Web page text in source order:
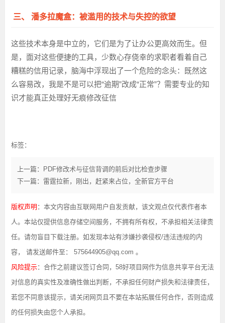
三、 潘多拉魔盒：被滥用的技术与失控的欲望
这些技术本身是中立的，它们是为了让办公更高效而生。但
是，面对这些便捷的工具，少数心存侥幸的求职者看着自己
糟糕的信用记录，脑海中浮现出了一个危险的念头：既然这
么容易改，我是不是可以把“逾期”改成“正常”？需要专业的知
识才能真正处理好无痕修改征信
标签：
上一篇：PDF修改术与征信背调的前后对比检查步骤
下一篇：雷霆拉新，刚出，赶紧来占位，全新官方平台
版权声明 ：本文内容由互联网用户自发贡献，该文观点仅代表作者本
人。本站仅提供信息存储空间服务，不拥有所有权，不承担相关法律责
任。请勿盲目下载注册。如发现本站有涉嫌抄袭侵权/违法违规的内
容， 请发送邮件至： 575644905@qq.com 。
风险提示：合作之前建议签订合同，58好项目网作为信息共享平台无法
对信息的真实性及准确性做出判断，不承担任何财产损失和法律责任，
若您不同意该提示，请关闭网页且不要在本站拓展任何合作，否则造成
的任何损失由您个人承担。